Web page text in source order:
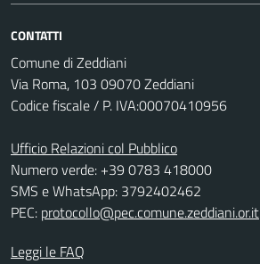
CONTATTI
Comune di Zeddiani
Via Roma, 103 09070 Zeddiani
Codice fiscale / P. IVA:00070410956
Ufficio Relazioni col Pubblico
Numero verde: +39 0783 418000
SMS e WhatsApp: 3792402462
PEC: protocollo@pec.comune.zeddiani.or.it
Leggi le FAQ